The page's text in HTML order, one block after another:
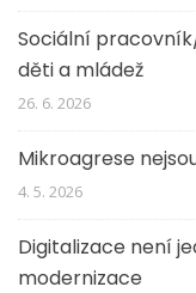
Sociální
děti a mládež
26. 6. 2026
Mikroagrese
4. 5. 2026
Digitalizace není
modernizace